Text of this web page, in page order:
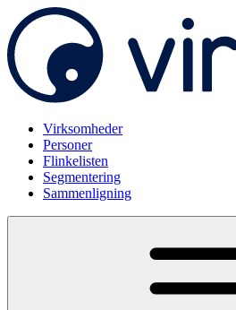
Virksomheder
Personer
Flinkelisten
Segmentering
Sammenligning